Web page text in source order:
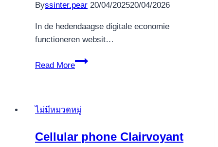
&
Echtgeld
besten
Byssinter.pear 20/04/202520/04/2026
In de hedendaagse digitale economie
functioneren websit…
Read More
De
Website-
en
ไม่มีหมวดหมู่
Cellular phone Clairvoyant